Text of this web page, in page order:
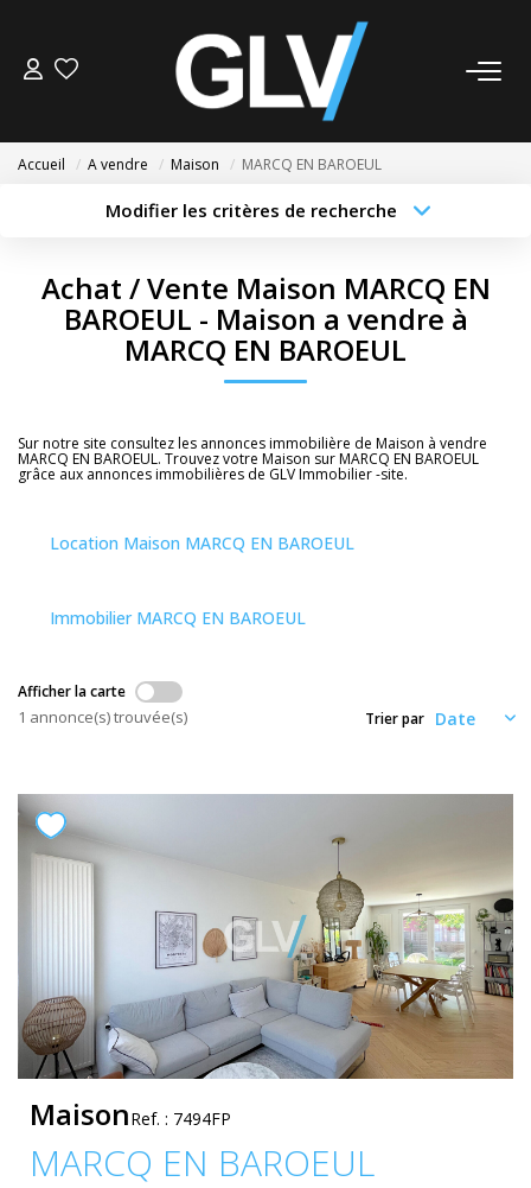
SYNDIC
Nos Agences
Nos Actualités
CONTACT
Accueil A vendre Maison MARCQ EN BAROEUL
Modifier les critères de recherche
Sélectionnez...
Type de bien
Achat / Vente Maison MARCQ EN
BAROEUL - Maison a vendre à
MARCQ EN BAROEUL
Sur notre site consultez les annonces immobilière de Maison à vendre
MARCQ EN BAROEUL. Trouvez votre Maison sur MARCQ EN BAROEUL
grâce aux annonces immobilières de GLV Immobilier -site.
Location Maison MARCQ EN BAROEUL
Immobilier MARCQ EN BAROEUL
Afficher la carte
1 annonce(s) trouvée(s) Trier par
MaisonRef. : 7494FP
MARCQ EN BAROEUL